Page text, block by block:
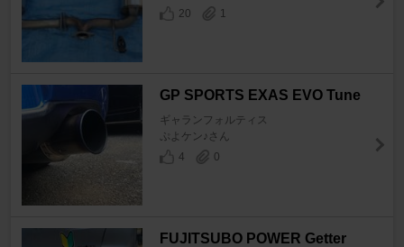
20
1
GP SPORTS EXAS EVO Tune
ギャランフォルティス
ぷよケン♪さん
4
0
FUJITSUBO POWER Getter